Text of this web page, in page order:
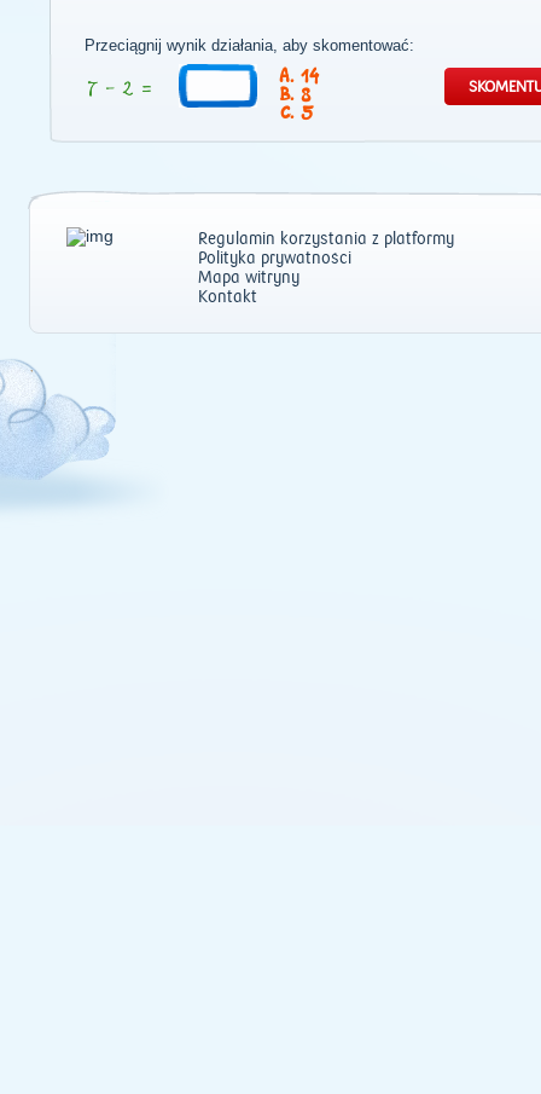
Przeciągnij wynik działania, aby skomentować:
14
8
5
Regulamin korzystania z platformy
Polityka prywatności
Mapa witryny
Kontakt